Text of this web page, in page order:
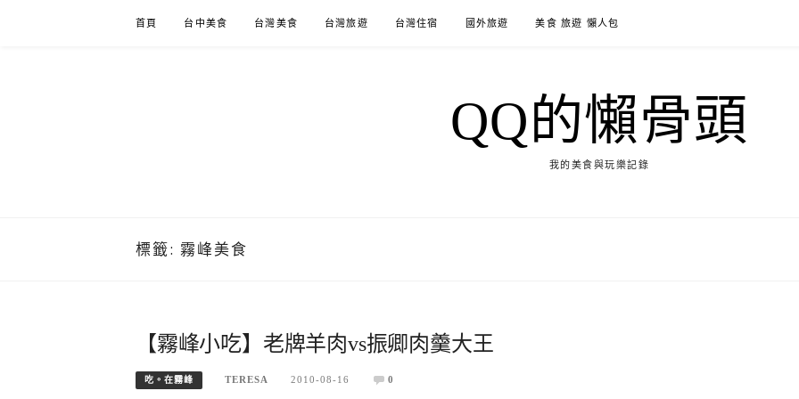
首頁 台中美食 台灣美食 台灣旅遊 台灣住宿 國外旅遊 美食 旅遊 懶人包
QQ的懶骨頭
我的美食與玩樂記錄
標籤: 霧峰美食
【霧峰小吃】老牌羊肉vs振卿肉羹大王
吃。在霧峰 TERESA 2010-08-16 0